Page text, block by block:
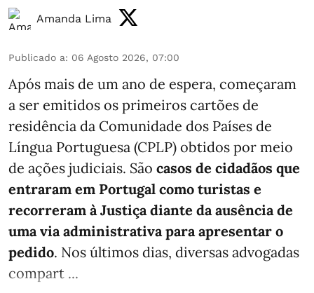
Amanda Lima
Publicado a: 06 Agosto 2026, 07:00
Após mais de um ano de espera, começaram
a ser emitidos os primeiros cartões de
residência da Comunidade dos Países de
Língua Portuguesa (CPLP) obtidos por meio
de ações judiciais. São casos de cidadãos que
entraram em Portugal como turistas e
recorreram à Justiça diante da ausência de
uma via administrativa para apresentar o
pedido. Nos últimos dias, diversas advogadas
compart ...